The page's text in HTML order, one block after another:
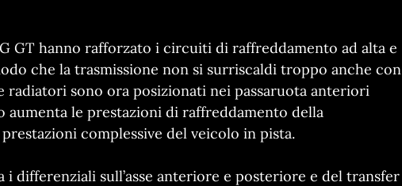
GT hanno rafforzato i circuiti di raffreddamento ad alta e
che la trasmissione non si surriscaldi troppo anche con
radiatori sono ora posizionati nei passaruota anteriori
aumenta le prestazioni di raffreddamento della
complessive del veicolo in pista.
differenziali sull’asse anteriore e posteriore e del transfer